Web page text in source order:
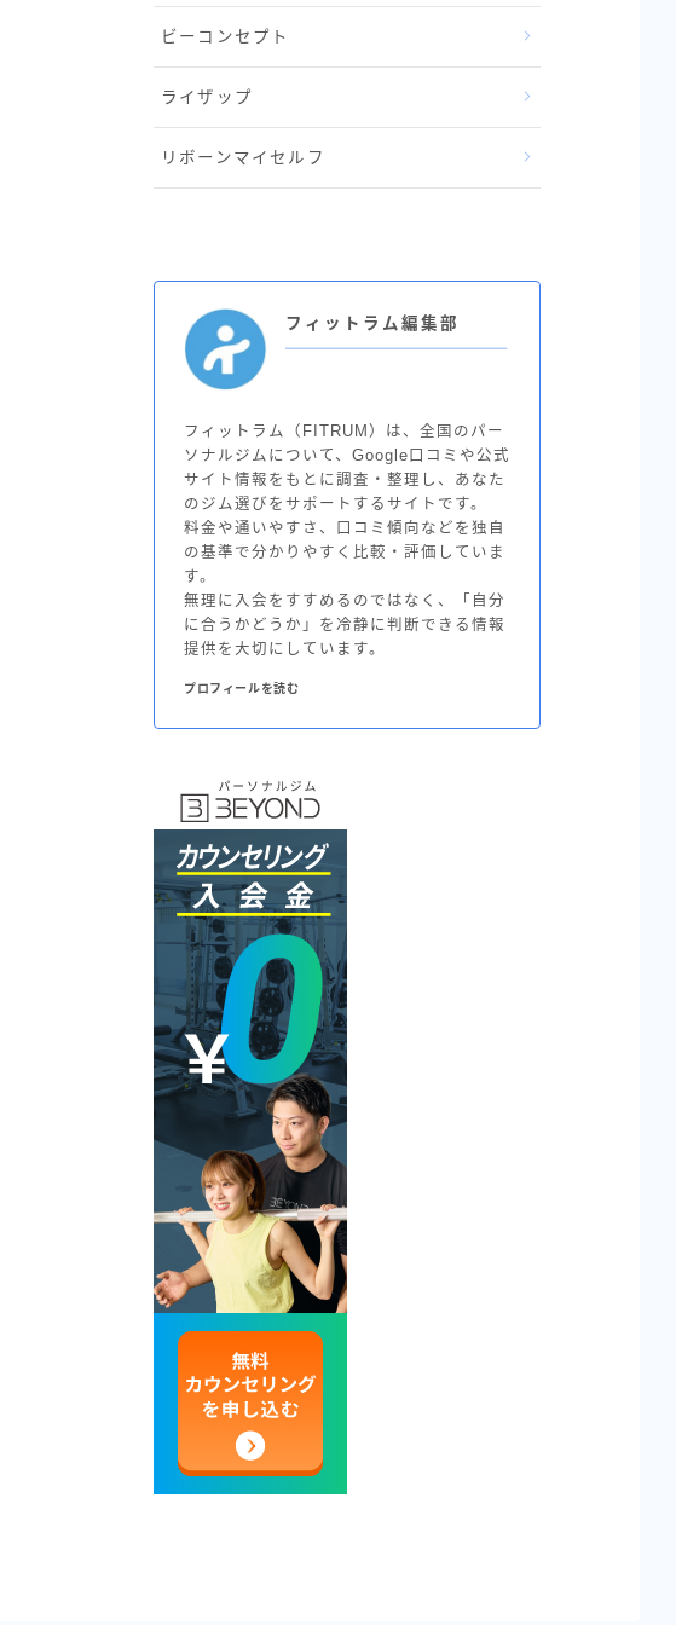
ビーコンセプト
ライザップ
リボーンマイセルフ
フィットラム編集部
フィットラム（FITRUM）は、全国のパー
ソナルジムについて、Google口コミや公式
サイト情報をもとに調査・整理し、あなた
のジム選びをサポートするサイトです。
料金や通いやすさ、口コミ傾向などを独自
の基準で分かりやすく比較・評価していま
す。
無理に入会をすすめるのではなく、「自分
に合うかどうか」を冷静に判断できる情報
提供を大切にしています。
プロフィールを読む